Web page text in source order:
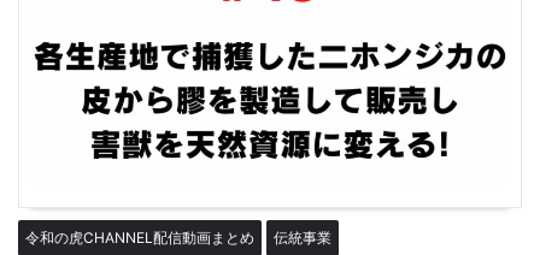
令和の虎CHANNEL配信動画まとめ 伝統事業